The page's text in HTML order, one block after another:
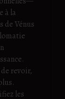
à la
de Vénus
revoir,
les